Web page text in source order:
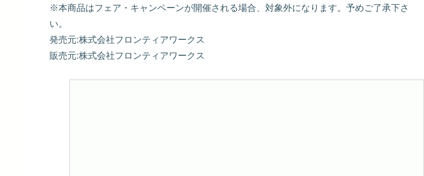
※本商品はフェア・キャンペーンが開催される場合、対象外になります。予めご了承下さ
い。
発売元:株式会社フロンティアワークス
販売元:株式会社フロンティアワークス